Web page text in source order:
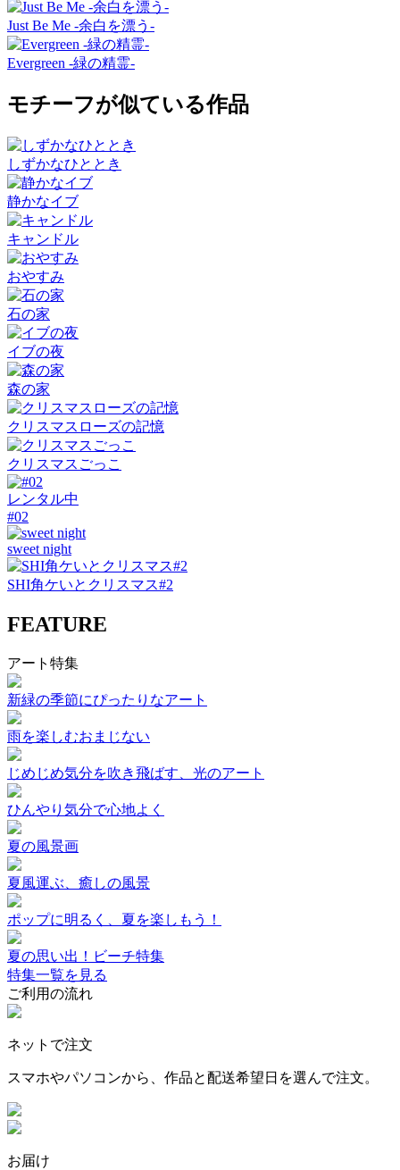
Just Be Me -余白を漂う-
Evergreen -緑の精霊-
モチーフが似ている作品
しずかなひととき
静かなイブ
キャンドル
おやすみ
石の家
イブの夜
森の家
クリスマスローズの記憶
クリスマスごっこ
レンタル中
#02
sweet night
SHI角ケいとクリスマス#2
FEATURE
アート特集
新緑の季節にぴったりなアート
雨を楽しむおまじない
じめじめ気分を吹き飛ばす、光のアート
ひんやり気分で心地よく
夏の風景画
夏風運ぶ、癒しの風景
ポップに明るく、夏を楽しもう！
夏の思い出！ビーチ特集
特集一覧を見る
ご利用の流れ
ネットで注文
スマホやパソコンから、作品と配送希望日を選んで注文。
お届け